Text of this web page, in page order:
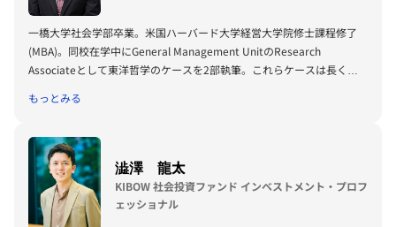
一橋大学社会学部卒業。米国ハーバード大学経営大学院修士課程修了
(MBA)。同校在学中にGeneral Management UnitのResearch
Associateとして東洋哲学のケースを2部執筆。これらケースは長くハ
入社、アドバンテッジパートナーズの投資関連業務で倒産会社富士機工
専務取締役としてアルバイト・パートを含む250名強へのストック・オ
プション・プログラムの実施など先進的な取り組みを行う。
グロービスでは、グロービス経営大学院英語MBAプログラム、GLOBIS
USAの立ち上げを行い、顧客企業にて数多くのグローバル研修を手掛け
もっとみる
澁澤 龍太
KIBOW 社会投資ファンド インベストメント・プロフ
ェッショナル